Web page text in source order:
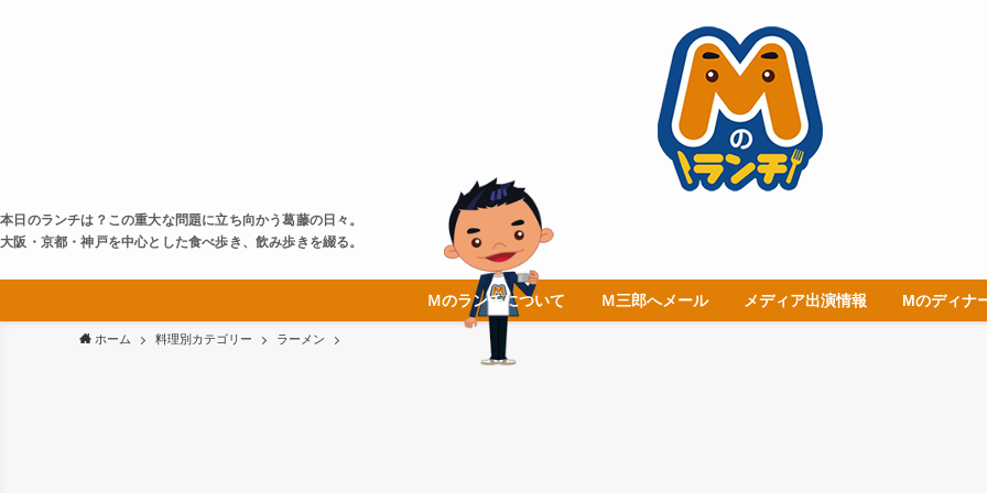
本日のランチは？この重大な問題に立ち向かう葛藤の日々。
大阪・京都・神戸を中心とした食べ歩き、飲み歩きを綴る。
Ｍのランチについて Ｍ三郎へメール メディア出演情報 Mのディナ
ホーム 料理別カテゴリー ラーメン